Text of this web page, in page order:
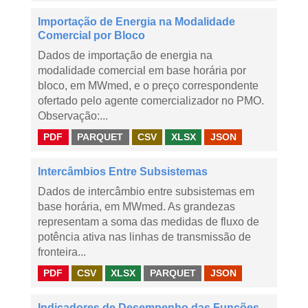
Importação de Energia na Modalidade
Comercial por Bloco
Dados de importação de energia na
modalidade comercial em base horária por
bloco, em MWmed, e o preço correspondente
ofertado pelo agente comercializador no PMO.
Observação:...
PDF PARQUET CSV XLSX JSON
Intercâmbios Entre Subsistemas
Dados de intercâmbio entre subsistemas em
base horária, em MWmed. As grandezas
representam a soma das medidas de fluxo de
potência ativa nas linhas de transmissão de
fronteira...
PDF CSV XLSX PARQUET JSON